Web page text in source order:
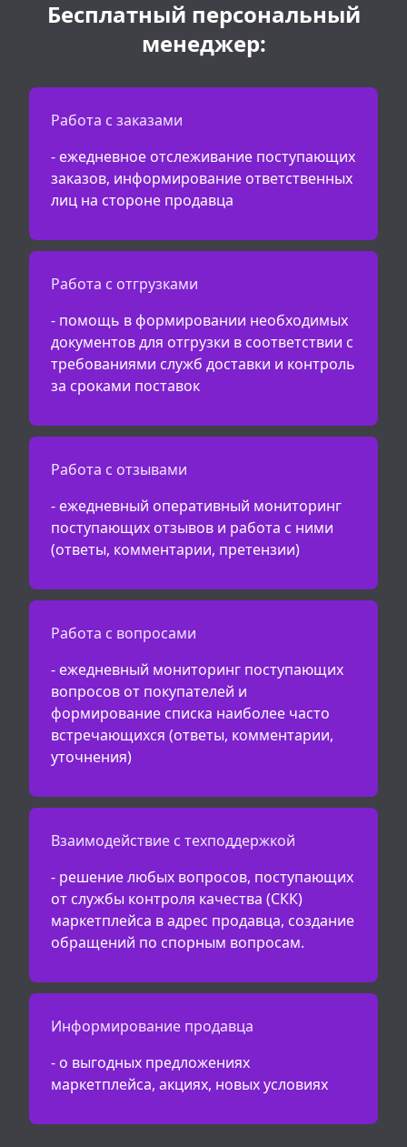
Бесплатный персональный
менеджер:
Работа с заказами
- ежедневное отслеживание поступающих
заказов, информирование ответственных
лиц на стороне продавца
Работа с отгрузками
- помощь в формировании необходимых
документов для отгрузки в соответствии с
требованиями служб доставки и контроль
за сроками поставок
Работа с отзывами
- ежедневный оперативный мониторинг
поступающих отзывов и работа с ними
(ответы, комментарии, претензии)
Работа с вопросами
- ежедневный мониторинг поступающих
вопросов от покупателей и
формирование списка наиболее часто
встречающихся (ответы, комментарии,
уточнения)
Взаимодействие с техподдержкой
- решение любых вопросов, поступающих
от службы контроля качества (СКК)
маркетплейса в адрес продавца, создание
обращений по спорным вопросам.
Информирование продавца
- о выгодных предложениях
маркетплейса, акциях, новых условиях